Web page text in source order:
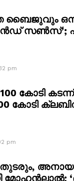
ബൈജുവും
സൺസ്’;
pm
കോടി
കോടി
pm
തുടരും,
മോഹൻലാൽ;